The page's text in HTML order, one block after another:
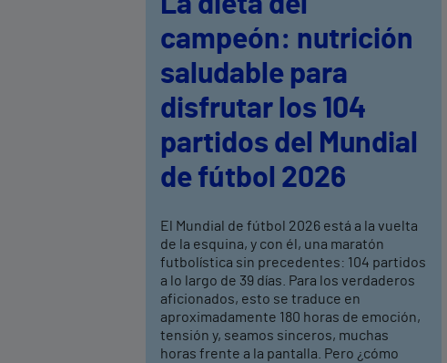
campeón: nutrición
saludable para
disfrutar los 104
partidos del Mundial
de fútbol 2026
El Mundial de fútbol 2026 está a la vuelta
de la esquina, y con él, una maratón
futbolística sin precedentes: 104 partidos
a lo largo de 39 días. Para los verdaderos
aficionados, esto se traduce en
aproximadamente 180 horas de emoción,
tensión y, seamos sinceros, muchas
horas frente a la pantalla. Pero ¿cómo